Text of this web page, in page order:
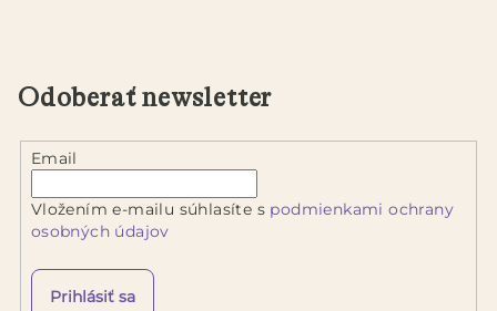
Odoberať newsletter
Email
Vložením e-mailu súhlasíte s podmienkami ochrany
osobných údajov
Prihlásiť sa